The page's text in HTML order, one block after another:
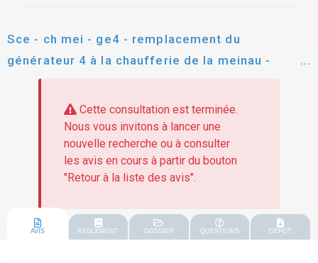
Sce - ch mei - ge4 - remplacement du
générateur 4 à la chaufferie de la meinau -
travaux de calorifuge
Cette consultation est terminée.
Nous vous invitons à lancer une
nouvelle recherche ou à consulter
les avis en cours à partir du bouton
"Retour à la liste des avis".
AVIS REGLEMENT DOSSIER QUESTIONS DEPOT